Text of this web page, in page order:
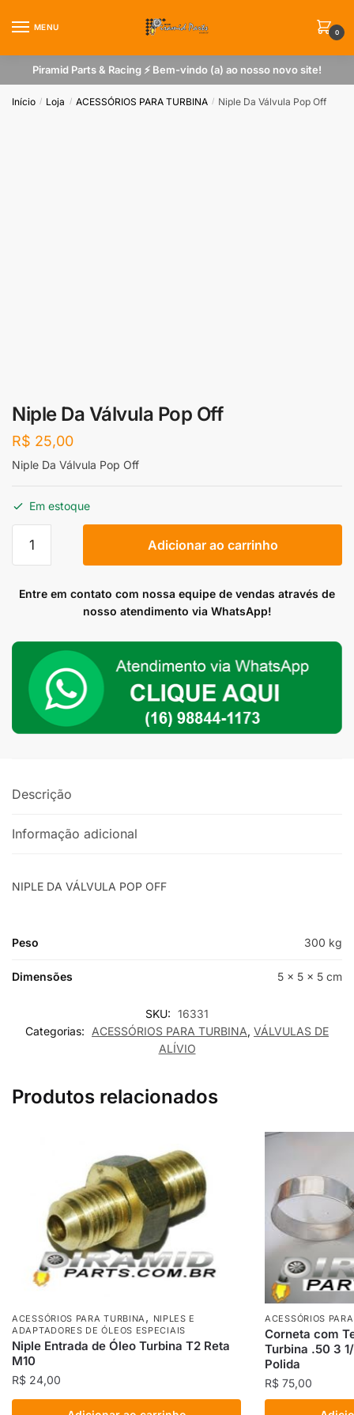
MENU
0
Piramid Parts & Racing ⚡ Bem-vindo (a) ao nosso novo site!
Início / Loja / ACESSÓRIOS PARA TURBINA / Niple Da Válvula Pop Off
Niple Da Válvula Pop Off
R$ 25,00
Niple Da Válvula Pop Off
Em estoque
Pop
Adicionar ao carrinho
Entre em contato com nossa equipe de vendas através de
nosso atendimento via WhatsApp!
Descrição
Informação adicional
NIPLE DA VÁLVULA POP OFF
Peso 300 kg
Dimensões 5 × 5 × 5 cm
SKU: 16331
Categorias:
ACESSÓRIOS PARA TURBINA, VÁLVULAS DE
ALÍVIO
Produtos relacionados
ACESSÓRIOS PARA TURBINA, NIPLES E
ADAPTADORES DE ÓLEOS ESPECIAIS
Niple Entrada de Óleo Turbina T2 Reta
M10
R$ 24,00
ACESSÓRIOS
Corneta com
Turbina .50 3
Polida
R$ 75,00